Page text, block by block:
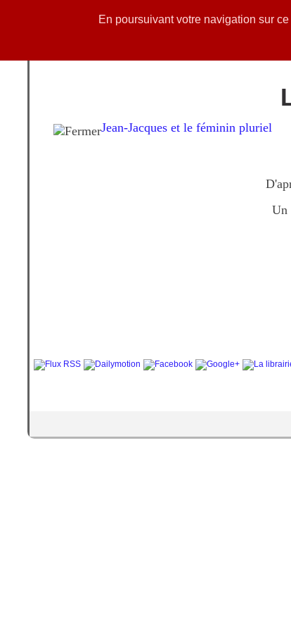
En poursuivant votre navigation sur
Jean-Jacques et le féminin pluriel
Un